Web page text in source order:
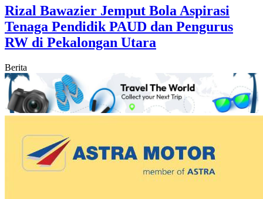
Rizal Bawazier Jemput Bola Aspirasi
Tenaga Pendidik PAUD dan Pengurus
RW di Pekalongan Utara
Berita